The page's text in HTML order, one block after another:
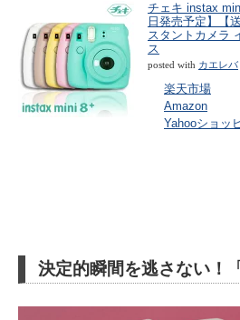
チェキ instax
日発売予定】【
スタントカメラ
ス
posted with カエレバ
楽天市場
Amazon
Yahooショッ
決定的瞬間を逃さない！